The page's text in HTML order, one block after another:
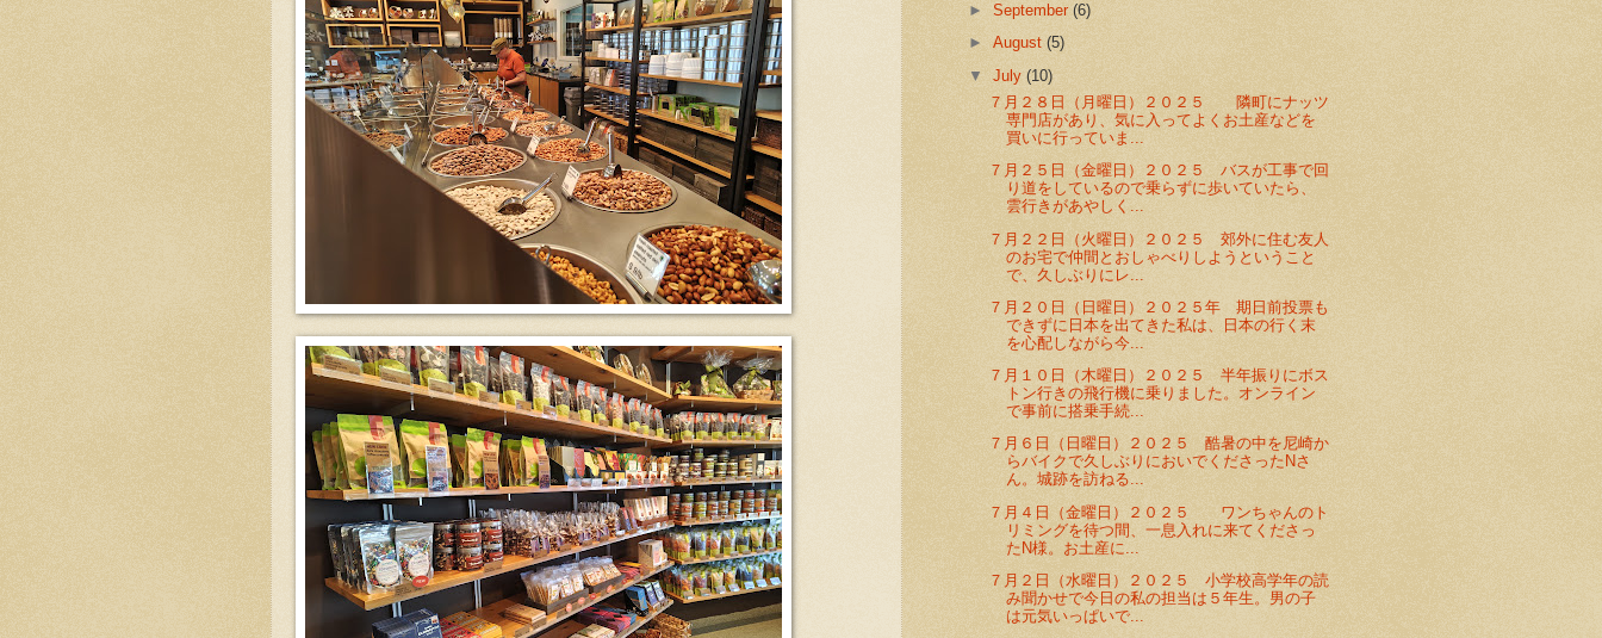
►September(6)
►August(5)
▼July(10)
７月２８日（月曜日）２０２５ 隣町にナッツ
専門店があり、気に入ってよくお土産などを
買いに行っていま...
７月２５日（金曜日）２０２５ バスが工事で回
り道をしているので乗らずに歩いていたら、
雲行きがあやしく...
７月２２日（火曜日）２０２５ 郊外に住む友人
のお宅で仲間とおしゃべりしようということ
で、久しぶりにレ...
７月２０日（日曜日）２０２５年 期日前投票も
できずに日本を出てきた私は、日本の行く末
を心配しながら今...
７月１０日（木曜日）２０２５ 半年振りにボス
トン行きの飛行機に乗りました。オンライン
で事前に搭乗手続...
７月６日（日曜日）２０２５ 酷暑の中を尼崎か
らバイクで久しぶりにおいでくださったNさ
ん。城跡を訪ねる...
７月４日（金曜日）２０２５ ワンちゃんのト
リミングを待つ間、一息入れに来てくださっ
たN様。お土産に...
７月２日（水曜日）２０２５ 小学校高学年の読
み聞かせで今日の私の担当は５年生。男の子
は元気いっぱいで...